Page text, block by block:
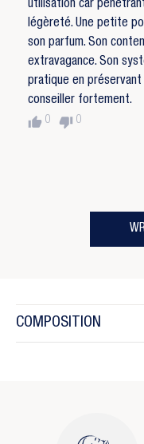
utilisation car
légèreté. Une petite
son parfum. Son
extravagance. Son
pratique en
conseiller fortement.
thumb_up 0 thumb_down 0
COMPOSITION